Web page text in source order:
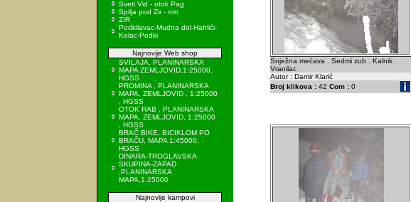
Sveti Vid - otok Pag
Spilja pod Zir - om
ZIR
Podkilavac-Mudna dol-Hahlići-
Kolac-Podki
Najnovije Web shop
SVILAJA, PLANINARSKA
MAPA ZEMLJOVID,1:25000,
HGSS
PROMINA , PLANINARSKA
MAPA, ZEMLJOVID , 1:25000
, HGSS
OTOK RAB , PLANINARSKA
MAPA, ZEMLJOVID, 1:25000
, HGSS
BRAČ BIKE, BICIKLOM PO
BRAČU, MAPA 1:45000,
HGSS
DINARA-TROGLAVSKA
SKUPINA-ZAPAD
,PLANINARSKA
MAPA,1:25000
Najnovije kampovi
Snježna mećava . Sedmi zub . Kalnik .
Vranilac .
Autor : Damir Klarić
Broj klikova : 42 Com : 0